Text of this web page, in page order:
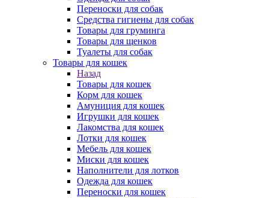
Переноски для собак
Средства гигиены для собак
Товары для груминга
Товары для щенков
Туалеты для собак
Товары для кошек
Назад
Товары для кошек
Корм для кошек
Амуниция для кошек
Игрушки для кошек
Лакомства для кошек
Лотки для кошек
Мебель для кошек
Миски для кошек
Наполнители для лотков
Одежда для кошек
Переноски для кошек